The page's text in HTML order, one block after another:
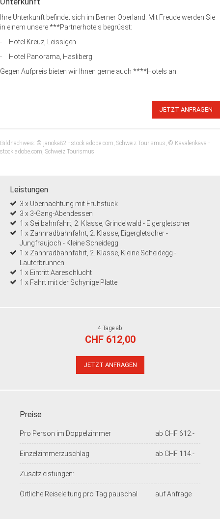
Ihre Unterkunft befindet sich im Berner Oberland. Mit Freude werden Sie
in einem unsere ***Partnerhotels begrüsst:
- Hotel Kreuz, Leissigen
- Hotel Panorama, Hasliberg
Gegen Aufpreis bieten wir Ihnen gerne auch ****Hotels an.
JETZT ANFRAGEN
Bildnachweis: © janoka82 - stock.adobe.com, Schweiz Tourismus, © Kavalenkava -
stock.adobe.com, Schweiz Tourismus
Leistungen
3 x Übernachtung mit Frühstück
3 x 3-Gang-Abendessen
1 x Seilbahnfahrt, 2. Klasse, Grindelwald - Eigergletscher
1 x Zahnradbahnfahrt, 2. Klasse, Eigergletscher -
Jungfraujoch - Kleine Scheidegg
1 x Zahnradbahnfahrt, 2. Klasse, Kleine Scheidegg -
Lauterbrunnen
1 x Eintritt Aareschlucht
1 x Fahrt mit der Schynige Platte
4 Tage ab
CHF 612,00
JETZT ANFRAGEN
Preise
Pro Person im Doppelzimmer ab CHF 612.-
Einzelzimmerzuschlag ab CHF 114.-
Zusatzleistungen:
Örtliche Reiseleitung pro Tag pauschal auf Anfrage